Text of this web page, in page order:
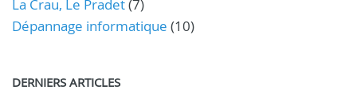
La Crau, Le Pradet(7)
Dépannage informatique (10)
DERNIERS ARTICLES